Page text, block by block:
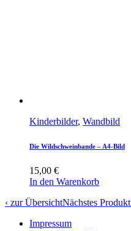
Kinderbilder, Wandbild
Die Wildschweinbande – A4-Bild
15,00 €
In den Warenkorb
‹ zur ÜbersichtNächstes Produkt
Impressum